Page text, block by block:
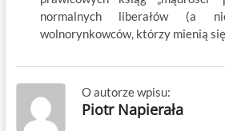
normalnych liberałów (a
wolnorynkowców, którzy mienią
O autorze wpisu:
Piotr Napierała